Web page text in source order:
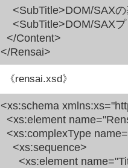
<SubTitle>DOM/SAXの
<SubTitle>DOM/SAXプ
</Content>
</Rensai>
《rensai.xsd》
<xs:schema
<xs:element
<xs:complexType
<xs:sequence>
<xs:element